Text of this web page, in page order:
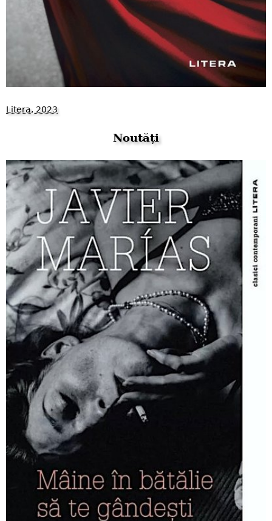
Litera, 2023
Noutăți